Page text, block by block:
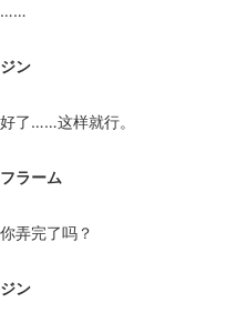
……
ジン
好了……这样就行。
フラーム
你弄完了吗？
ジン